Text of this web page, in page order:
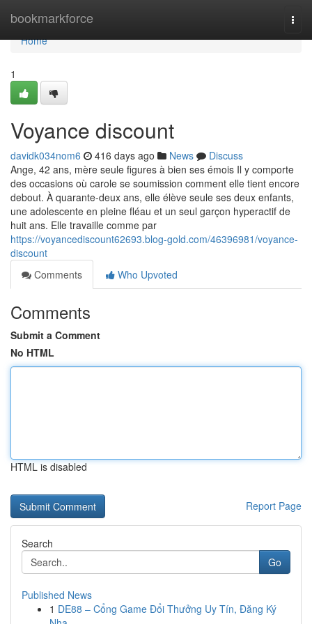
bookmarkforce
Home
Home
1
Voyance discount
davidk034nom6 416 days ago News
Discuss
Ange, 42 ans, mère seule figures à bien ses émois Il y comporte
des occasions où carole se soumission comment elle tient encore
debout. À quarante-deux ans, elle élève seule ses deux enfants,
une adolescente en pleine fléau et un seul garçon hyperactif de
huit ans. Elle travaille comme par
https://voyancediscount62693.blog-gold.com/46396981/voyance-
discount
Comments
Who Upvoted
Comments
Submit a Comment
No HTML
HTML is disabled
Report Page
Search
Go
Published News
1 DE88 – Cổng Game Đổi Thưởng Uy Tín, Đăng Ký